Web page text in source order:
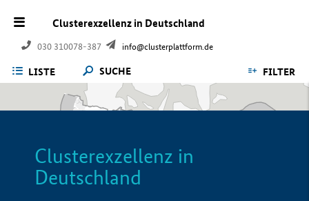
Clusterexzellenz in Deutschland
030 310078-387 info@clusterplattform.de
LISTE SUCHE FILTER
Clusterexzellenz in
Deutschland